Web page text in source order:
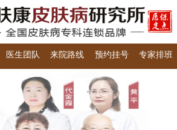
医生团队 来院路线 预约挂号 专家排班